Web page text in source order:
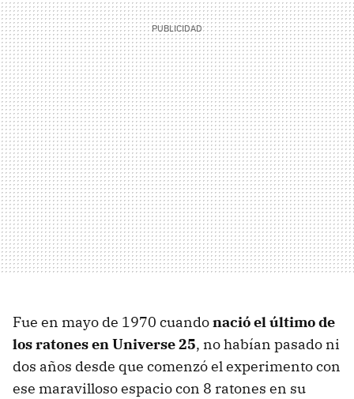
Fue en mayo de 1970 cuandonació el último de
los ratones en Universe 25, no habían pasado ni
dos años desde que comenzó el experimento con
ese maravilloso espacio con 8 ratones en su